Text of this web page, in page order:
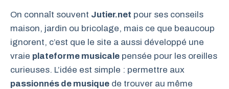
On connaît souvent Jutier.net pour ses conseils
maison, jardin ou bricolage, mais ce que beaucoup
ignorent, c’est que le site a aussi développé une
vraie plateforme musicale pensée pour les oreilles
curieuses. L’idée est simple : permettre aux
passionnés de musique de trouver au même